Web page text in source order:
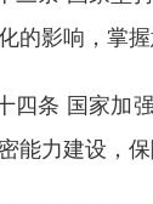
的影响，掌
四条 国家加
能力建设，